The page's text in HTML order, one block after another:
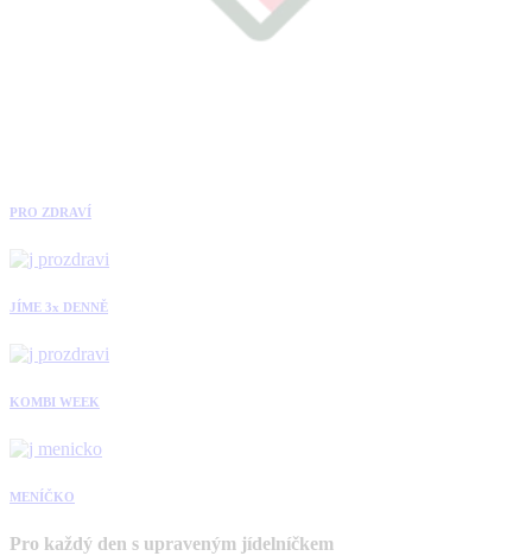
PRO ZDRAVÍ
JÍME 3x DENNĚ
KOMBI WEEK
MENÍČKO
Pro každý den s upraveným jídelníčkem